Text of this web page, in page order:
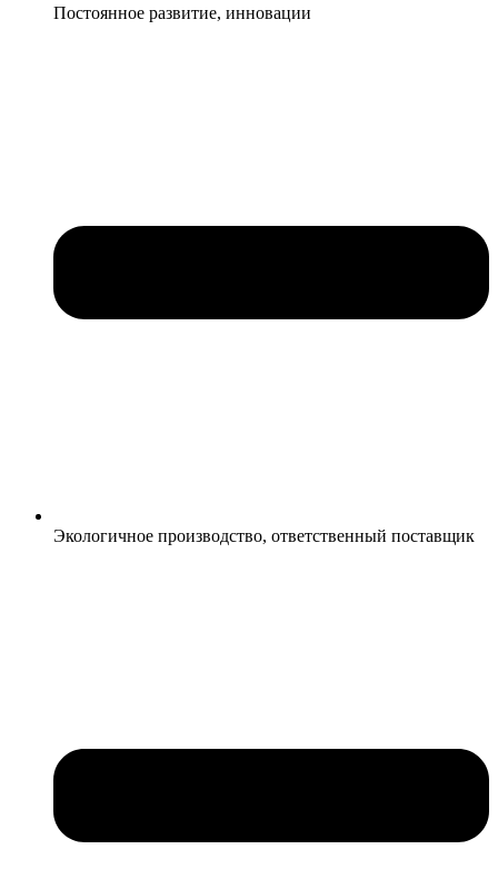
Постоянное развитие, инновации
Экологичное производство, ответственный поставщик